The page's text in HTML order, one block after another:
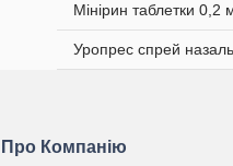
Мінірин таблетки 0,2
Уропрес спрей
Про Компанію